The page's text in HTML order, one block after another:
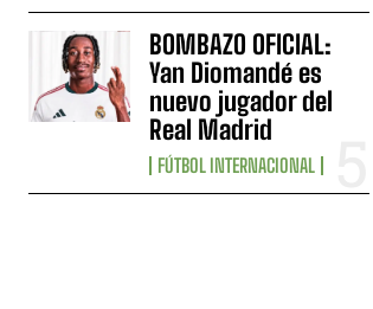
BOMBAZO OFICIAL:
Yan Diomandé es
nuevo jugador del
Real Madrid
FÚTBOL INTERNACIONAL